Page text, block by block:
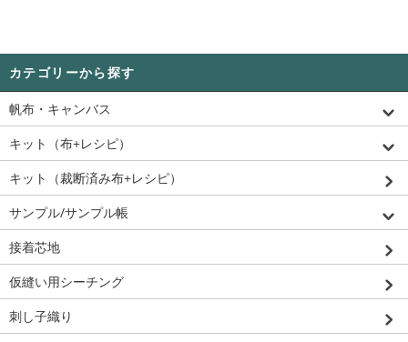
カテゴリーから探す
帆布・キャンバス
キット（布+レシピ）
キット（裁断済み布+レシピ）
サンプル/サンプル帳
接着芯地
仮縫い用シーチング
刺し子織り